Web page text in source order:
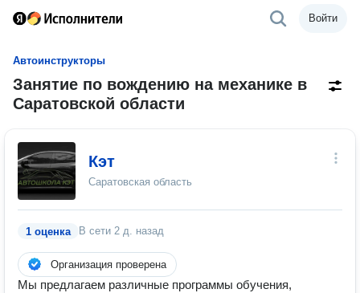
Войти
Автоинструкторы
Занятие по вождению на механике в
Саратовской области
Кэт
Саратовская область
1 оценка В сети 2 д. назад
Организация проверена
Мы предлагаем различные программы обучения,